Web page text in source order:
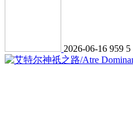
2026-06-16 959 5